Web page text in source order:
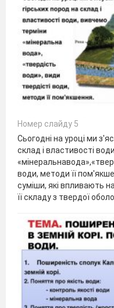
Номер слайду 5
Сьогодні на уроці ми
склад і властивості
води, методи її
суміши, які впливають
її складу з твердої